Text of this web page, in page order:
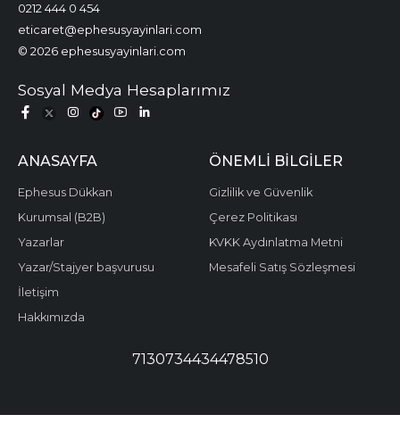
0212 444 0 454
eticaret@ephesusyayinlari.com
© 2026 ephesusyayinlari.com
Sosyal Medya Hesaplarımız
ANASAYFA
Ephesus Dükkan
Kurumsal (B2B)
Yazarlar
Yazar/Stajyer başvurusu
İletişim
Hakkımızda
ÖNEMLI BILGILER
Gizlilik ve Güvenlik
Çerez Politikası
KVKK Aydınlatma Metni
Mesafeli Satış Sözleşmesi
7130734434478510